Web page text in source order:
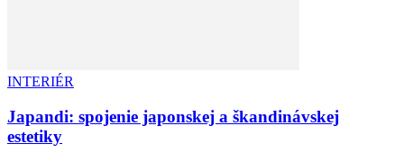
INTERIÉR
Japandi: spojenie japonskej a škandinávskej
estetiky